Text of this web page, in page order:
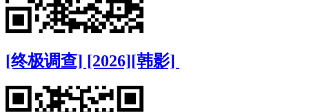
[终极调查] [2026][韩影]